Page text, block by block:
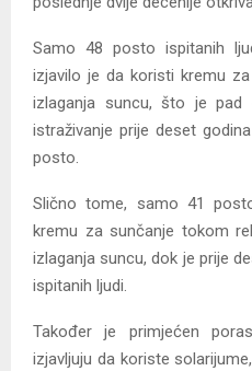
Samo 48 posto ispitanih
izjavilo je da koristi kremu
izlaganja suncu, što je
istraživanje prije deset
posto.
Slično tome, samo 41
kremu za sunčanje tokom
izlaganja suncu, dok je prije
ispitanih ljudi.
Također je primjećen
izjavljuju da koriste